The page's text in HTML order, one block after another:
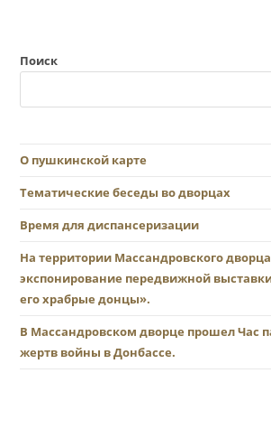
Поиск
О пушкинской карте
Тематические беседы во дворцах
Время для диспансеризации
На территории Массандровского
экспонирование передвижной
его храбрые донцы».
В Массандровском дворце прошел Час
жертв войны в Донбассе.